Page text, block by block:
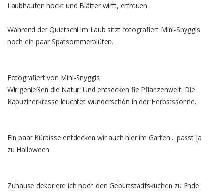
Laubhaufen hockt und Blätter wirft, erfreuen.
Während der Quietschi im Laub sitzt fotografiert Mini-Snyggis
noch ein paar Spätsommerblüten.
Fotografiert von Mini-Snyggis
Wir genießen die Natur. Und entsecken fie Pflanzenwelt. Die
Kapuzinerkresse leuchtet wunderschön in der Herbstssonne.
Ein paar Kürbisse entdecken wir auch hier im Garten .. passt ja
zu Halloween.
Zuhause dekoriere ich noch den Geburtstadfskuchen zu Ende.